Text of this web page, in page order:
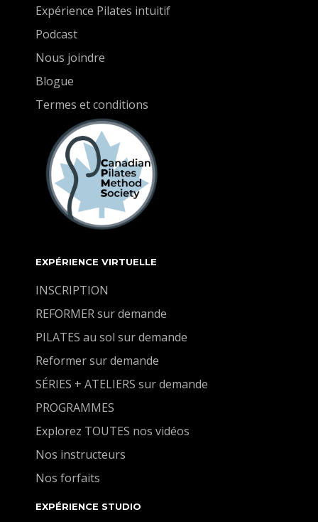
présence calme, éclairée, et pleine de gratitude.
Aujourd'hui, je plante cette graine de sérénité en
moi, et je laisse fleurir la paix dans cette
conscience nouvelle.
Expérience Pilates intuitif
Podcast
Nous joindre
Blogue
Termes et conditions
EXPÉRIENCE VIRTUELLE
INSCRIPTION
REFORMER sur demande
PILATES au sol sur demande
Reformer sur demande
SÉRIES + ATELIERS sur demande
PROGRAMMES
Explorez TOUTES nos vidéos
Nos instructeurs
Nos forfaits
EXPÉRIENCE STUDIO